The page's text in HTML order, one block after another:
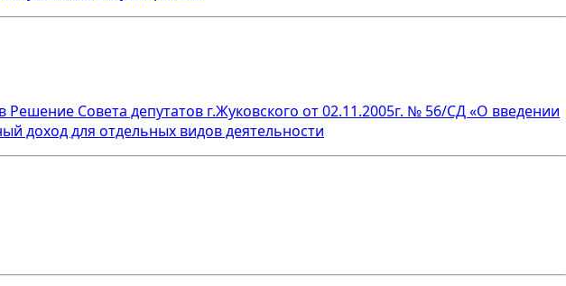
Совета депутатов г.Жуковского от 02.11.2005г. № 56/СД «О введении
доход для отдельных видов деятельности